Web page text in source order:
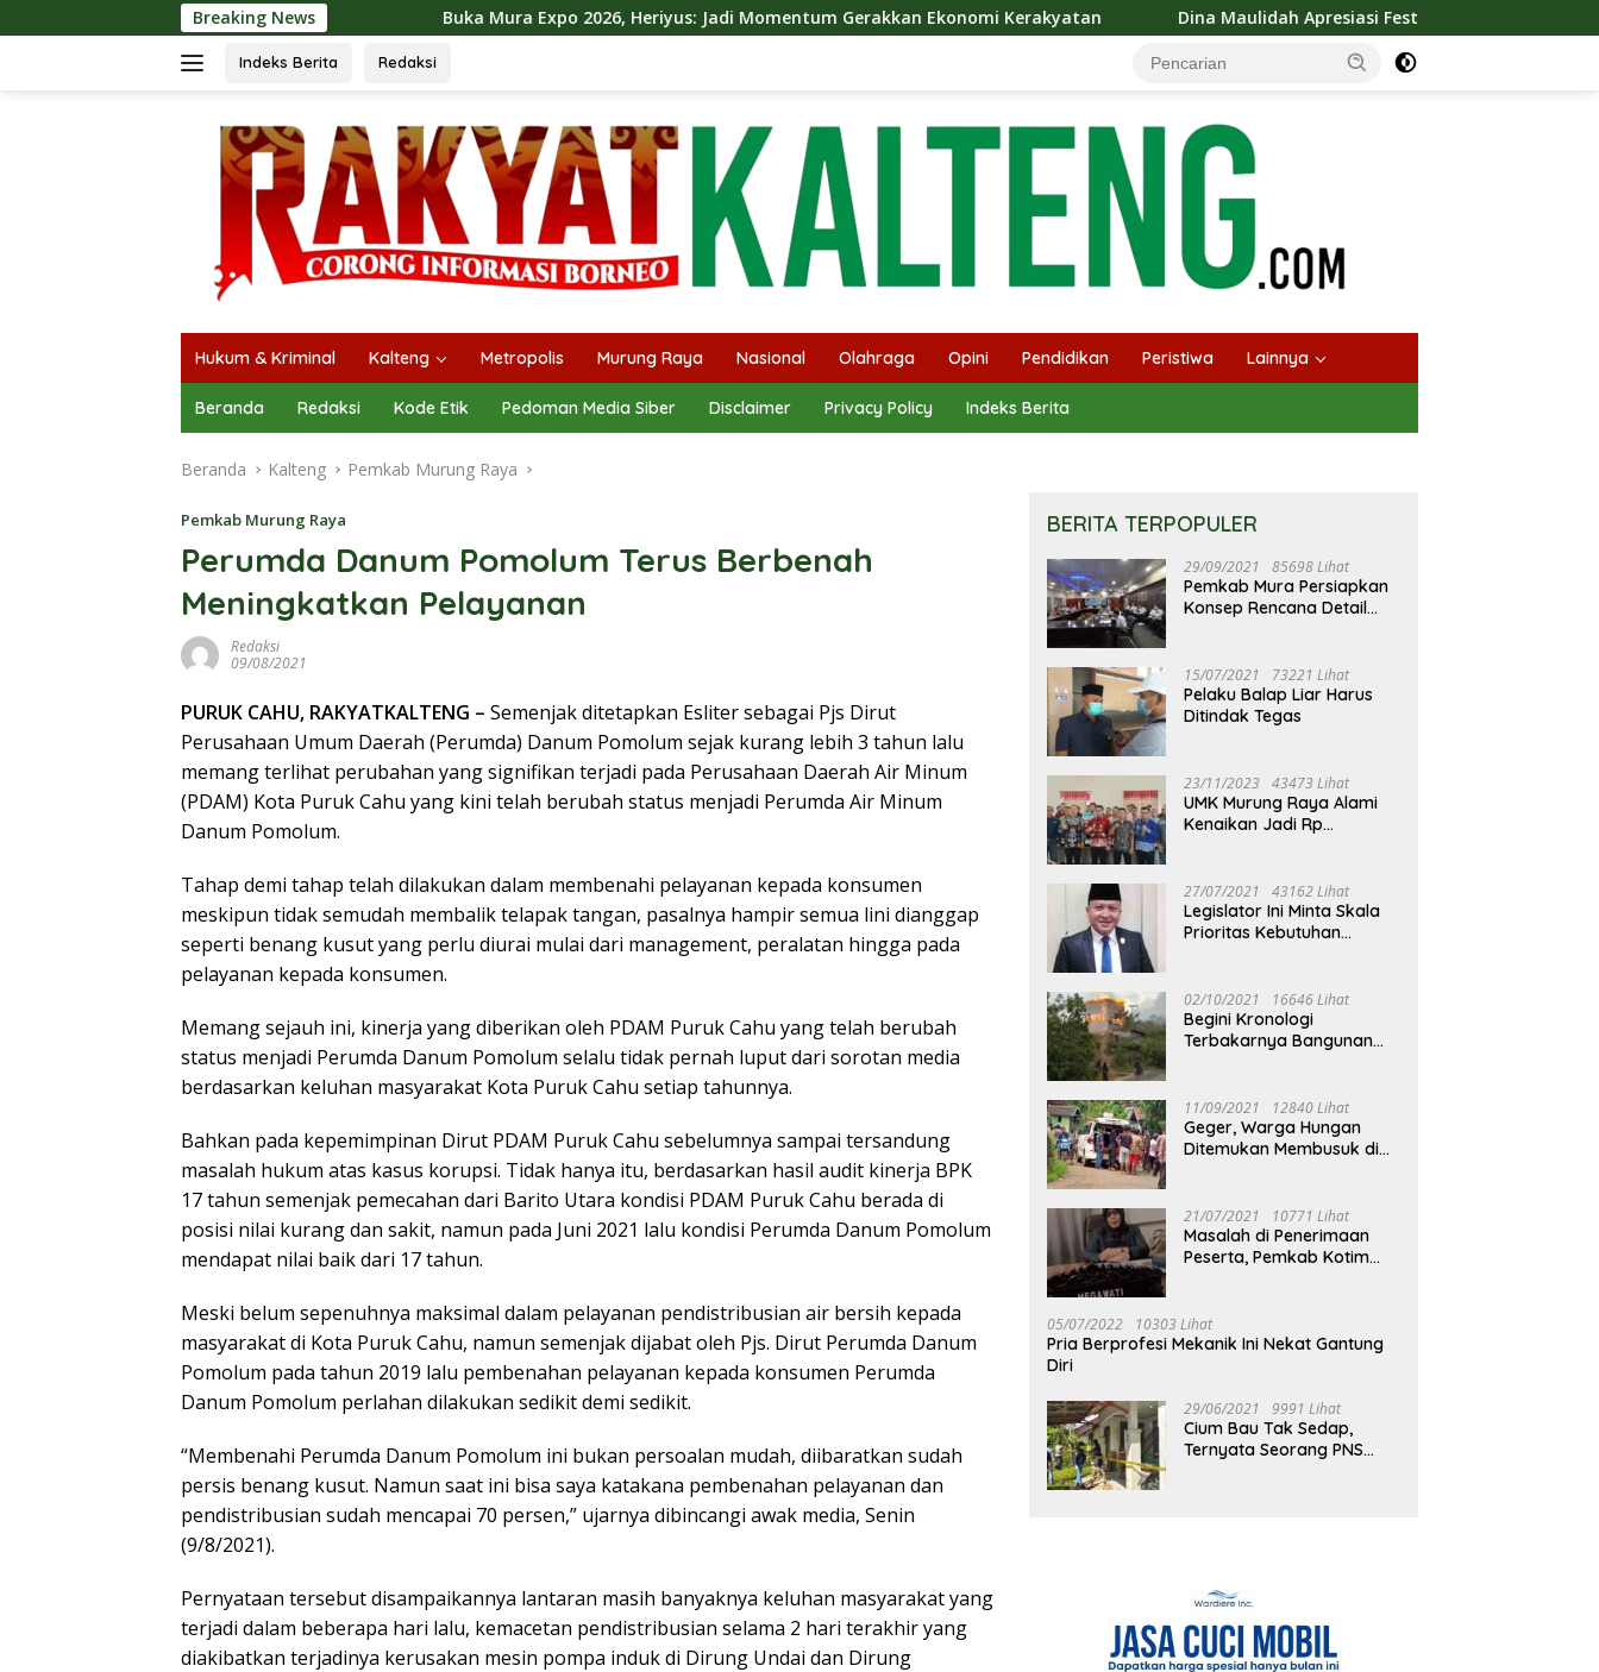
ke
Breaking NewsBuka Mura Expo 2026, Heriyus: Jadi Momentum Gerakkan Ekonomi Kerakyatan Dina Maulidah Apresiasi Festival Jajanan Tempo Dulu, Dorong Kuliner
Indeks Berita Redaksi
Hukum & Kriminal Kalteng Metropolis Murung Raya Nasional Olahraga Opini Pendidikan Peristiwa Lainnya
Beranda Redaksi Kode Etik Pedoman Media Siber Disclaimer Privacy Policy Indeks Berita
Beranda Kalteng Pemkab Murung Raya
Pemkab Murung Raya
Perumda Danum Pomolum Terus Berbenah
Meningkatkan Pelayanan
Redaksi
09/08/2021
PURUK CAHU, RAKYATKALTENG – Semenjak ditetapkan Esliter sebagai Pjs Dirut
Perusahaan Umum Daerah (Perumda) Danum Pomolum sejak kurang lebih 3 tahun lalu
memang terlihat perubahan yang signifikan terjadi pada Perusahaan Daerah Air Minum
(PDAM) Kota Puruk Cahu yang kini telah berubah status menjadi Perumda Air Minum
Danum Pomolum.
Tahap demi tahap telah dilakukan dalam membenahi pelayanan kepada konsumen
meskipun tidak semudah membalik telapak tangan, pasalnya hampir semua lini dianggap
seperti benang kusut yang perlu diurai mulai dari management, peralatan hingga pada
pelayanan kepada konsumen.
Memang sejauh ini, kinerja yang diberikan oleh PDAM Puruk Cahu yang telah berubah
status menjadi Perumda Danum Pomolum selalu tidak pernah luput dari sorotan media
berdasarkan keluhan masyarakat Kota Puruk Cahu setiap tahunnya.
Bahkan pada kepemimpinan Dirut PDAM Puruk Cahu sebelumnya sampai tersandung
masalah hukum atas kasus korupsi. Tidak hanya itu, berdasarkan hasil audit kinerja BPK
17 tahun semenjak pemecahan dari Barito Utara kondisi PDAM Puruk Cahu berada di
posisi nilai kurang dan sakit, namun pada Juni 2021 lalu kondisi Perumda Danum Pomolum
mendapat nilai baik dari 17 tahun.
Meski belum sepenuhnya maksimal dalam pelayanan pendistribusian air bersih kepada
masyarakat di Kota Puruk Cahu, namun semenjak dijabat oleh Pjs. Dirut Perumda Danum
Pomolum pada tahun 2019 lalu pembenahan pelayanan kepada konsumen Perumda
Danum Pomolum perlahan dilakukan sedikit demi sedikit.
“Membenahi Perumda Danum Pomolum ini bukan persoalan mudah, diibaratkan sudah
persis benang kusut. Namun saat ini bisa saya katakana pembenahan pelayanan dan
pendistribusian sudah mencapai 70 persen,” ujarnya dibincangi awak media, Senin
(9/8/2021).
Pernyataan tersebut disampaikannya lantaran masih banyaknya keluhan masyarakat yang
terjadi dalam beberapa hari lalu, kemacetan pendistribusian selama 2 hari terakhir yang
diakibatkan terjadinya kerusakan mesin pompa induk di Dirung Undai dan Dirung
BERITA TERPOPULER
29/09/2021 85698 Lihat
Pemkab Mura Persiapkan
Konsep Rencana Detail
15/07/2021 73221 Lihat
Pelaku Balap Liar Harus
Ditindak Tegas
23/11/2023 43473 Lihat
UMK Murung Raya Alami
Kenaikan Jadi Rp
27/07/2021 43162 Lihat
Legislator Ini Minta Skala
Prioritas Kebutuhan
02/10/2021 16646 Lihat
Begini Kronologi
Terbakarnya Bangunan
11/09/2021 12840 Lihat
Geger, Warga Hungan
Ditemukan Membusuk di
21/07/2021 10771 Lihat
Masalah di Penerimaan
Peserta, Pemkab Kotim
05/07/2022 10303 Lihat
Pria Berprofesi Mekanik Ini Nekat Gantung
Diri
29/06/2021 9991 Lihat
Cium Bau Tak Sedap,
Ternyata Seorang PNS